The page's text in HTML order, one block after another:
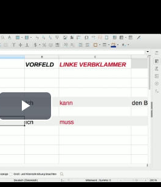
Play